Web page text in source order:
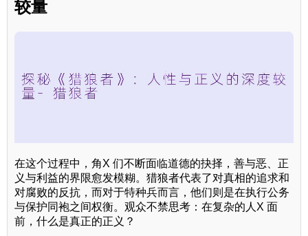
较量
在这个过程中，角X 们不断面临道德的抉择，善与恶、正
义与利益的界限愈发模糊。猎狼者代表了对真相的追求和
对腐败的反抗，而对于特种兵而言，他们则是在执行公务
与保护同袍之间权衡。观众不禁思考：在复杂的人X 面
前，什么是真正的正义？